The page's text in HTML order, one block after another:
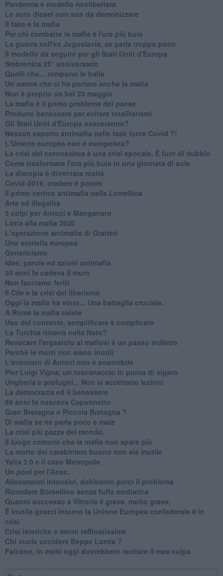
Pandemia e modello neoliberista
Le auto diesel non son da demonizzare
​Il fake e la mafia
Per chi combatte la mafia è l'ora più buia
La guerra nell'ex Jugoslavia, se parla troppo poco
Il modello da seguire per gli Stati Uniti d'Europa
Srebrenica 25° anniversario
Quelli che... rompono le balle
Un amore che ci ha portato anche la mafia
Non è proprio un bel 23 maggio
La mafia è il primo problema del paese
Produrre benessere per evitare totalitarismi
Gli Stati Uniti d'Europa nasceranno?
Nessun esperto antimafia nelle task force Covid ?!
L'Unione europea non è europeista?
La crisi del coronavirus è una crisi epocale. È fuor di dubbio
Come trasformare l'ora più buia in una giornata di sole
​La distopia è diventata realtà
Covid-2019, credere è potere
Il primo vertice antimafia nella Lomellina
Arte ed illegalità
​5 colpi per Antoci e Manganaro
Lotta alla mafia 2020
L'operazione antimafia di Gratteri
Una storiella europea
Genericismo
Idee, parole ed azioni antimafia
30 anni fa cadeva il muro
Non facciamo feriti
Il Cile e la crisi del liberismo
Oggi la mafia ha vinto... Una battaglia cruciale.
A Roma la mafia esiste
Uso del contante, semplificare è complicato
La Turchia rimarrà nella Nato?
Revocare l'ergastolo ai mafiosi è un passo indietro
Perchè le morti non siano inutili
L'attentato di Antoci non è smentibile
Pier Luigi Vigna, un toscanaccio in punta di sigaro
Ungheria e profughi... Non si accettano lezioni
La democrazia ed il benessere
99 anni fa nasceva Caponnetto
Gran Bretagna o Piccola Bretagna ?
Di mafia se ne parla poco e male
La crisi più pazza del mondo.
Il luogo comune che la mafia non spara più
La morte del carabiniere buono non sia inutile
Yalta 2.0 e il caso Metropole
​Un pool per l'Anac.
Allevamenti intensivi, dobbiamo porci il problema
Ricordare Borsellino senza fuffa mediatica
​Quanto successo a Vittoria è grave, molto grave.
​È inutile girarci intorno la Unione Europea confederale è in
crisi
Crisi isteriche e menti raffinatissime
Chi vuole uccidere Beppe Lumia ?
Falcone, in molti oggi dovrebbero recitare il mea culpa